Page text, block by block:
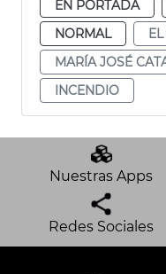
EN PORTADA
NORMAL
MARÍA JOSÉ
INCENDIO
Nuestras Apps
Redes Sociales